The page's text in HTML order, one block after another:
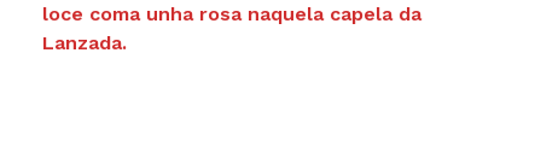
loce coma unha rosa naquela capela da
Lanzada.